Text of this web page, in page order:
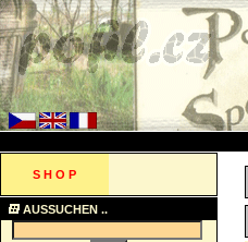
S H O P
AUSSUCHEN ..